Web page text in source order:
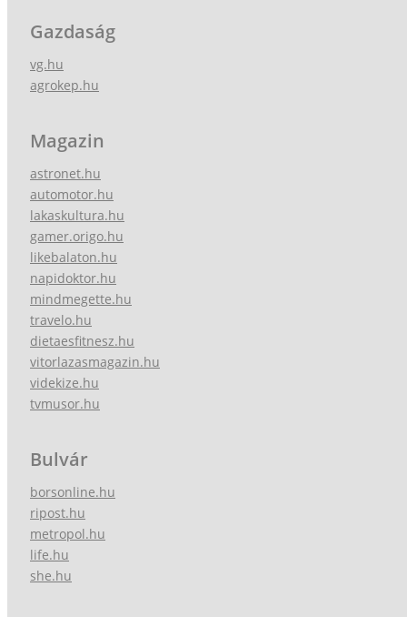
Gazdaság
vg.hu
agrokep.hu
Magazin
astronet.hu
automotor.hu
lakaskultura.hu
gamer.origo.hu
likebalaton.hu
napidoktor.hu
mindmegette.hu
travelo.hu
dietaesfitnesz.hu
vitorlazasmagazin.hu
videkize.hu
tvmusor.hu
Bulvár
borsonline.hu
ripost.hu
metropol.hu
life.hu
she.hu